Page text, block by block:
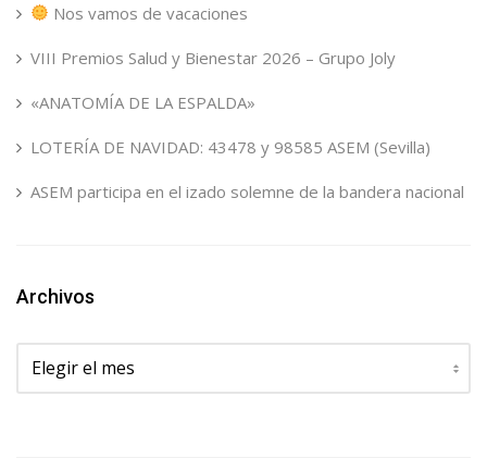
Nos vamos de vacaciones
VIII Premios Salud y Bienestar 2026 – Grupo Joly
«ANATOMÍA DE LA ESPALDA»
LOTERÍA DE NAVIDAD: 43478 y 98585 ASEM (Sevilla)
ASEM participa en el izado solemne de la bandera nacional
Archivos
Archivos